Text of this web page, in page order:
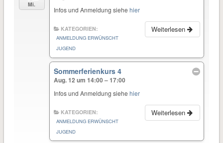
Mi.
Infos und Anmeldung siehehier
Weiterlesen
KATEGORIEN:
ANMELDUNG ERWÜNSCHT
JUGEND
Sommerferienkurs 4
Aug. 12 um 14:00 – 17:00
Infos und Anmeldung siehehier
Weiterlesen
KATEGORIEN:
ANMELDUNG ERWÜNSCHT
JUGEND